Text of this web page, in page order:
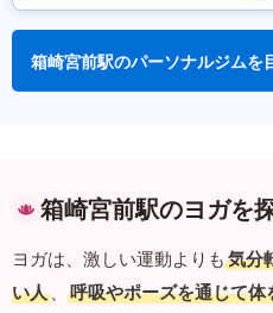
箱崎宮前駅のパーソナルジムを
箱崎宮前駅のヨガを
ヨガは、激しい運動よりも 気分
い人 、 呼吸やポーズを通じて体